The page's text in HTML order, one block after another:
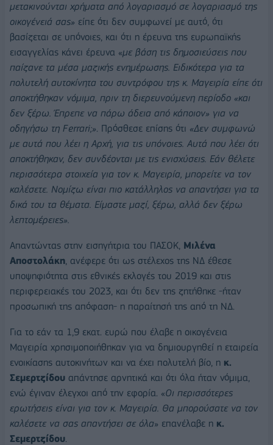
μετακινούνται χρήματα από λογαριασμό σε λογαριασμό της
οικογένειά σας» είπε ότι δεν συμφωνεί με αυτό, ότι
βασίζεται σε υπόνοιες, και ότι η έρευνα της ευρωπαϊκής
εισαγγελίας κάνει έρευνα «με βάση τις δημοσιεύσεις που
παίζανε τα μέσα μαζικής ενημέρωσης. Ειδικότερα για τα
πολυτελή αυτοκίνητα του συντρόφου της κ. Μαγειρία είπε ότι
αποκτήθηκαν νόμιμα, πριν τη διερευνούμενη περίοδο «και
δεν ξέρω. Έπρεπε να πάρω άδεια από κάποιον» για να
οδηγήσω τη Ferrari;». Πρόσθεσε επίσης ότι «Δεν συμφωνώ
με αυτά που λέει η Αρχή, για τις υπόνοιες. Αυτά που λέει ότι
αποκτήθηκαν, δεν συνδέονται με τις ενισχύσεις. Εάν θέλετε
περισσότερα στοιχεία για τον κ. Μαγειρία, μπορείτε να τον
καλέσετε. Νομίζω είναι πιο κατάλληλος να απαντήσει για τα
δικά του τα θέματα. Είμαστε μαζί, ξέρω, αλλά δεν ξέρω
λεπτομέρειες».
Απαντώντας στην εισηγήτρια του ΠΑΣΟΚ, Μιλένα
Αποστολάκη, ανέφερε ότι ως στέλεχος της ΝΔ έθεσε
υποψηφιότητα στις εθνικές εκλογές του 2019 και στις
περιφερειακές του 2023, και ότι δεν της ζητήθηκε -ήταν
προσωπική της απόφαση- η παραίτησή της από τη ΝΔ.
Για το εάν τα 1,9 εκατ. ευρώ που έλαβε η οικογένεια
Μαγειρία χρησιμοποιήθηκαν για να δημιουργηθεί η εταιρεία
ενοικίασης αυτοκινήτων και να έχει πολυτελή βίο, η κ.
Σεμερτζίδου απάντησε αρνητικά και ότι όλα ήταν νόμιμα,
ενώ έγιναν έλεγχοι από την εφορία. «Οι περισσότερες
ερωτήσεις είναι για τον κ. Μαγειρία. Θα μπορούσατε να τον
καλέσετε να σας απαντήσει σε όλα» επανέλαβε η κ.
Σεμερτζίδου.